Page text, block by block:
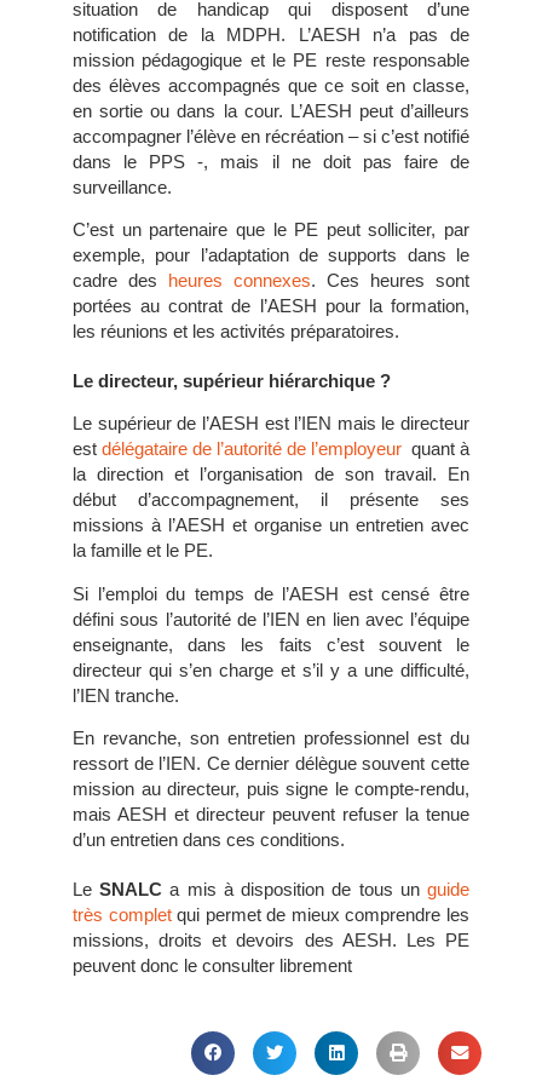
situation de handicap qui disposent d’une
notification de la MDPH. L’AESH n’a pas de
mission pédagogique et le PE reste responsable
des élèves accompagnés que ce soit en classe,
en sortie ou dans la cour. L’AESH peut d’ailleurs
accompagner l’élève en récréation – si c’est notifié
dans le PPS -, mais il ne doit pas faire de
surveillance.
C’est un partenaire que le PE peut solliciter, par
exemple, pour l’adaptation de supports dans le
cadre des heures connexes. Ces heures sont
portées au contrat de l’AESH pour la formation,
les réunions et les activités préparatoires.
Le directeur, supérieur hiérarchique ?
Le supérieur de l’AESH est l’IEN mais le directeur
est délégataire de l’autorité de l’employeur quant à
la direction et l’organisation de son travail. En
début d’accompagnement, il présente ses
missions à l’AESH et organise un entretien avec
la famille et le PE.
Si l’emploi du temps de l’AESH est censé être
défini sous l’autorité de l’IEN en lien avec l’équipe
enseignante, dans les faits c’est souvent le
directeur qui s’en charge et s’il y a une difficulté,
l’IEN tranche.
En revanche, son entretien professionnel est du
ressort de l’IEN. Ce dernier délègue souvent cette
mission au directeur, puis signe le compte-rendu,
mais AESH et directeur peuvent refuser la tenue
d’un entretien dans ces conditions.
LeSNALC a mis à disposition de tous unguide
très completqui permet de mieux comprendre les
missions, droits et devoirs des AESH. Les PE
peuvent donc le consulter librement